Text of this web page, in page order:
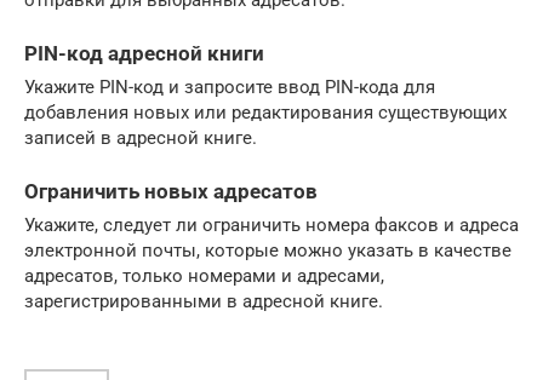
PIN-код адресной книги
Укажите PIN-код и запросите ввод PIN-кода для
добавления новых или редактирования существующих
записей в адресной книге.
Ограничить новых адресатов
Укажите, следует ли ограничить номера факсов и адреса
электронной почты, которые можно указать в качестве
адресатов, только номерами и адресами,
зарегистрированными в адресной книге.